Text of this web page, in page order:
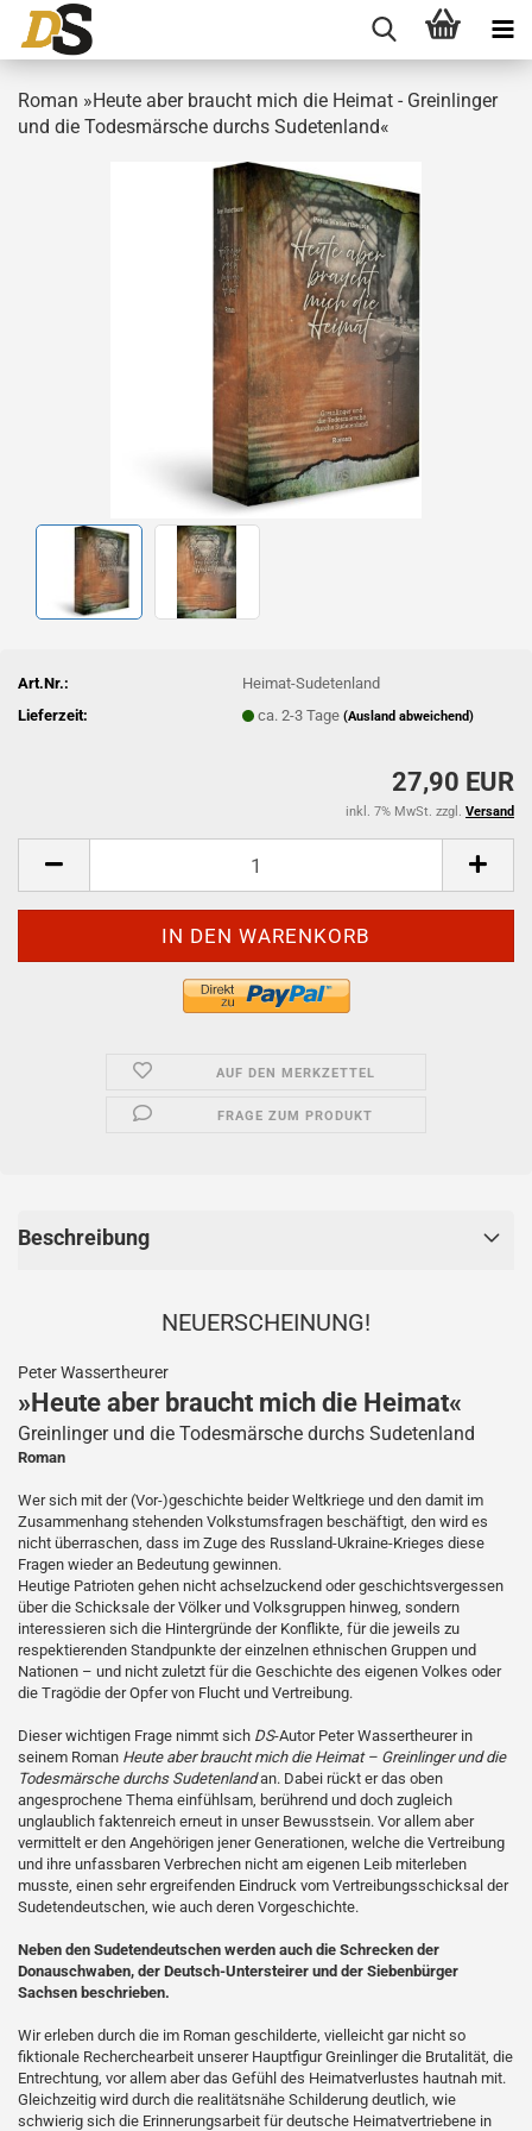
Roman »Heute aber braucht mich die Heimat - Greinlinger
und die Todesmärsche durchs Sudetenland«
Art.Nr.:
Heimat-Sudetenland
Lieferzeit:
ca. 2-3 Tage(Ausland abweichend)
27,90 EUR
inkl. 7% MwSt. zzgl. Versand
AUF DEN MERKZETTEL
FRAGE ZUM PRODUKT
Beschreibung
NEUERSCHEINUNG!
Peter Wassertheurer
»Heute aber braucht mich die Heimat«
Greinlinger und die Todesmärsche durchs Sudetenland
Roman
Wer sich mit der (Vor-)geschichte beider Weltkriege und den damit im
Zusammenhang stehenden Volkstumsfragen beschäftigt, den wird es
nicht überraschen, dass im Zuge des Russland-Ukraine-Krieges diese
Fragen wieder an Bedeutung gewinnen.
Heutige Patrioten gehen nicht achselzuckend oder geschichtsvergessen
über die Schicksale der Völker und Volksgruppen hinweg, sondern
interessieren sich die Hintergründe der Konflikte, für die jeweils zu
respektierenden Standpunkte der einzelnen ethnischen Gruppen und
Nationen – und nicht zuletzt für die Geschichte des eigenen Volkes oder
die Tragödie der Opfer von Flucht und Vertreibung.
Dieser wichtigen Frage nimmt sich DS-Autor Peter Wassertheurer in
seinem Roman Heute aber braucht mich die Heimat – Greinlinger und die
Todesmärsche durchs Sudetenlandan. Dabei rückt er das oben
angesprochene Thema einfühlsam, berührend und doch zugleich
unglaublich faktenreich erneut in unser Bewusstsein. Vor allem aber
vermittelt er den Angehörigen jener Generationen, welche die Vertreibung
und ihre unfassbaren Verbrechen nicht am eigenen Leib miterleben
musste, einen sehr ergreifenden Eindruck vom Vertreibungsschicksal der
Sudetendeutschen, wie auch deren Vorgeschichte.
Neben den Sudetendeutschen werden auch die Schrecken der
Donauschwaben, der Deutsch-Untersteirer und der Siebenbürger
Sachsen beschrieben.
Wir erleben durch die im Roman geschilderte, vielleicht gar nicht so
fiktionale Recherchearbeit unserer Hauptfigur Greinlinger die Brutalität, die
Entrechtung, vor allem aber das Gefühl des Heimatverlustes hautnah mit.
Gleichzeitig wird durch die realitätsnähe Schilderung deutlich, wie
schwierig sich die Erinnerungsarbeit für deutsche Heimatvertriebene in